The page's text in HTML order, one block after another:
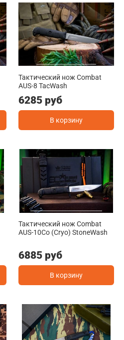
Тактический нож Combat
AUS-8 TacWash
6285 руб
В корзину
Тактический нож Combat
AUS-10Co (Cryo) StoneWash
6885 руб
В корзину